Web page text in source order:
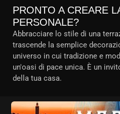
PRONTO A CREARE
PERSONALE?
Abbracciare lo stile di una
trascende la semplice
universo in cui tradizione e
un'oasi di pace unica. È un
della tua casa.